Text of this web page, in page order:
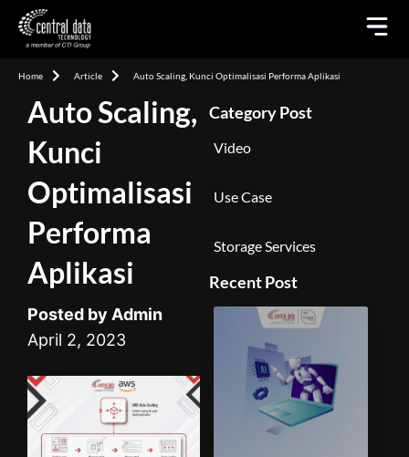
Home Article Auto Scaling, Kunci Optimalisasi Performa Aplikasi
Auto Scaling,
Kunci
Optimalisasi
Performa
Aplikasi
Posted by Admin
April 2, 2023
Category Post
Video
Use Case
Storage Services
Recent Post